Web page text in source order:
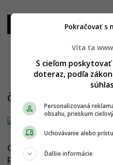
Všetky
Články k projektu
OC Galéria Tesco v
pred otvorením
Víta ťa
S cieľom
doteraz, podľa
Personalizovaná
obsahu, prieskum
Uchovávanie alebo
Ďalšie informácie
Pokračovať s